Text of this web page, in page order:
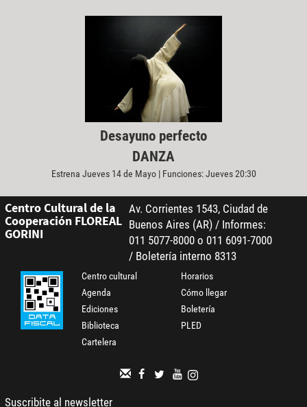
Desayuno perfecto
DANZA
Estrena Jueves 14 de Mayo | Funciones: Jueves 20:30
Centro Cultural de la
Cooperación FLOREAL
GORINI
Av. Corrientes 1543, Ciudad de
Buenos Aires (AR) / Informes:
011 5077-8000 o 011 6091-7000
/ Boletería interno 8313
Centro cultural
Agenda
Ediciones
Biblioteca
Cartelera
Horarios
Cómo llegar
Boletería
PLED
Suscribite al newsletter